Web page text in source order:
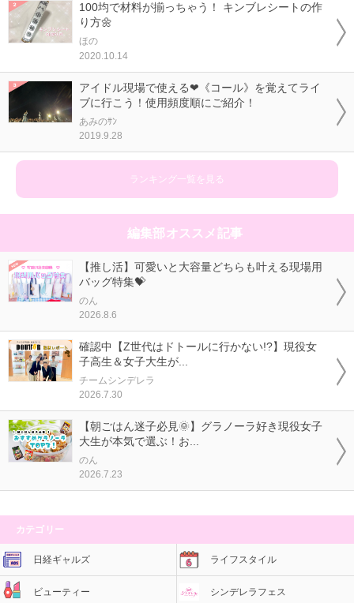
100均で材料が揃っちゃう！ キンブレシートの作
り方🌼
ほの
2020.10.14
アイドル現場で使える❤《コール》を覚えてライ
ブに行こう！使用頻度順にご紹介！
あみのｻﾝ
2019.9.28
ランキング一覧を見る
編集部オススメ記事
【推し活】可愛いと大容量どちらも叶える現場用
バッグ特集💝
のん
2026.8.6
確認中【Z世代はドトールに行かない!?】現役女
子高生＆女子大生が...
チームシンデレラ
2026.7.30
【朝ごはん迷子必見🌞】グラノーラ好き現役女子
大生が本気で選ぶ！お...
のん
2026.7.23
カテゴリー
日経ギャルズ ライフスタイル
ビューティー シンデレラフェス